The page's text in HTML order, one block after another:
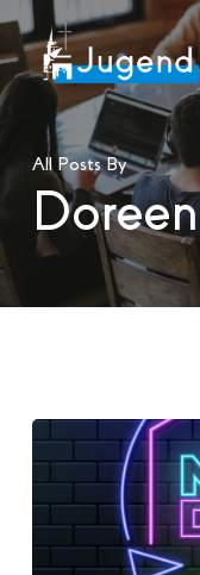
Skip
main
content
All Posts By
Doreen